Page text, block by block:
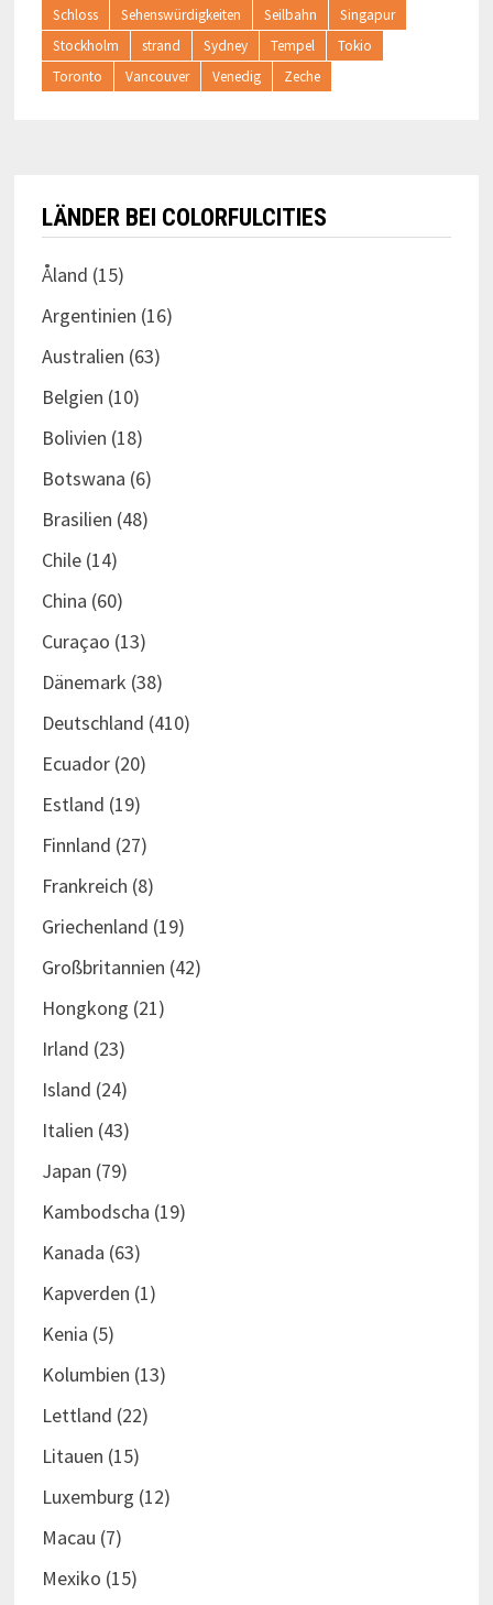
Schloss Sehenswürdigkeiten Seilbahn
Singapur
Stockholm
strand Sydney Tempel
Tokio
Toronto
Vancouver Venedig Zeche
LÄNDER BEI COLORFULCITIES
Åland (15)
Argentinien (16)
Australien (63)
Belgien (10)
Bolivien (18)
Botswana (6)
Brasilien (48)
Chile(14)
China (60)
Curaçao (13)
Dänemark (38)
Deutschland (410)
Ecuador(20)
Estland (19)
Finnland (27)
Frankreich (8)
Griechenland (19)
Großbritannien (42)
Hongkong (21)
Irland (23)
Island (24)
Italien (43)
Japan (79)
Kambodscha (19)
Kanada (63)
Kapverden (1)
Kenia (5)
Kolumbien (13)
Lettland (22)
Litauen (15)
Luxemburg (12)
Macau (7)
Mexiko (15)